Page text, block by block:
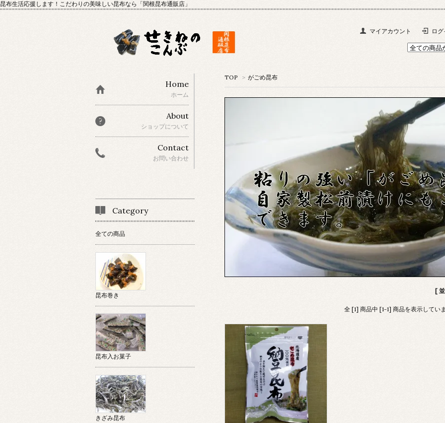
昆布生活応援します！こだわりの美味しい昆布なら「関根昆布通販店」
マイアカウント ロ
TOP > がごめ昆布
[
全 [1] 商品中 [1-1] 商品を表示してい
Home
ホーム
About
ショップについて
Contact
お問い合わせ
Category
全ての商品
昆布巻き
昆布入お菓子
きざみ昆布